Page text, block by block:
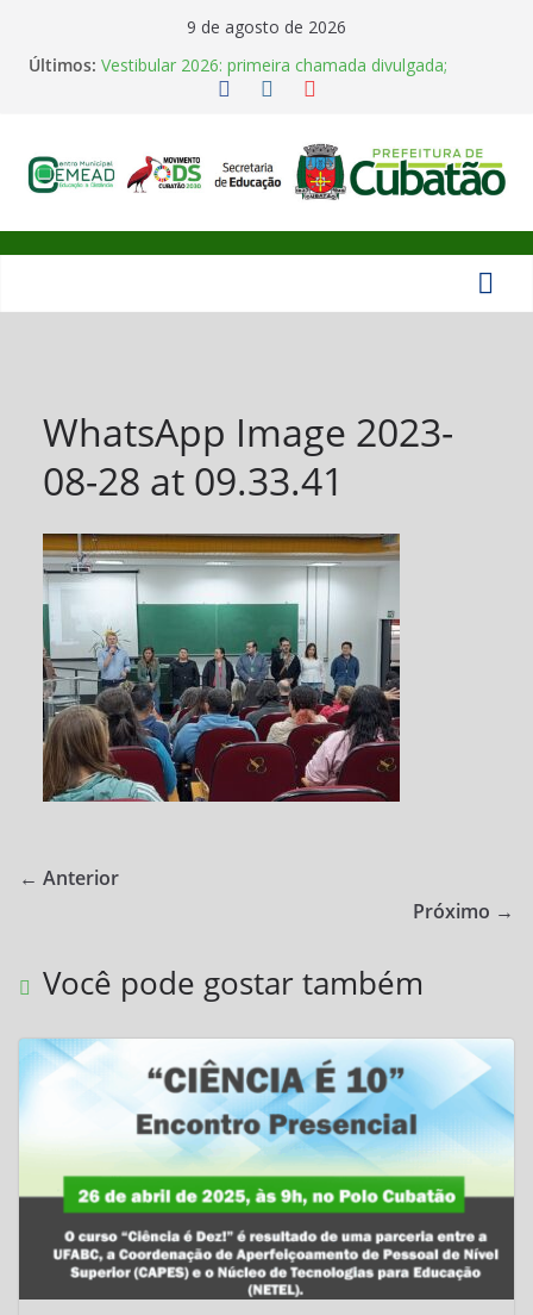
9 de agosto de 2026
Últimos: Vestibular 2026: primeira chamada divulgada;
matrículas vão de 02 a 08 de junho
Horário de funcionamento em Julho
Aula Inaugural UNIVESP 2026
CEMEAD abre inscrições para Cursos Técnicos
Gratuitos do IFSULDEMINAS
Centro
Municipal
Educação
de
Cubatão
CEMEAD
WhatsApp Image 2023-
08-28 at 09.33.41
← Anterior
Próximo →
Você pode gostar também